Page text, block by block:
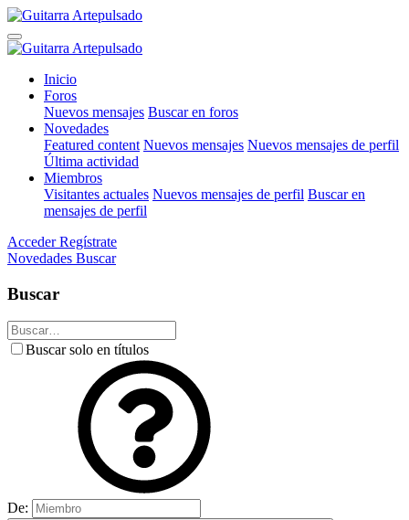
Inicio
Foros
Nuevos mensajes Buscar en foros
Novedades
Featured content Nuevos mensajes Nuevos mensajes de perfil
Última actividad
Miembros
Visitantes actuales Nuevos mensajes de perfil Buscar en
mensajes de perfil
Acceder Regístrate
Novedades Buscar
Buscar
Buscar solo en títulos
De: